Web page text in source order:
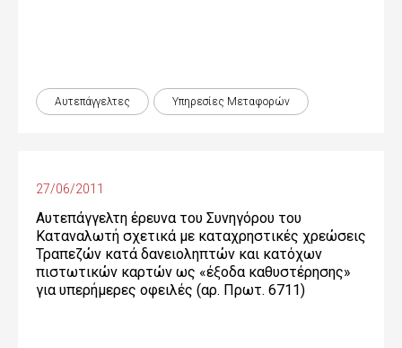
Αυτεπάγγελτες Υπηρεσίες Μεταφορών
27/06/2011
Αυτεπάγγελτη έρευνα του Συνηγόρου του
Καταναλωτή σχετικά με καταχρηστικές χρεώσεις
Τραπεζών κατά δανειοληπτών και κατόχων
πιστωτικών καρτών ως «έξοδα καθυστέρησης»
για υπερήμερες οφειλές (αρ. Πρωτ. 6711)